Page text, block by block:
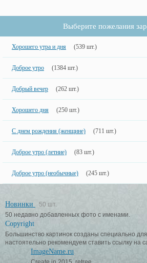
Выберите пожелания
Хорошего утра и дня (539 шт.)
Доброе утро (1384 шт.)
Добрый вечер (262 шт.)
Хорошего дня (250 шт.)
С днем рождения (женщине) (711 шт.)
Доброе утро (летние) (83 шт.)
Доброе утро (необычные) (245 шт.)
Новинки
50 шт.
50 недавно добавленных фото с именами.
Copyright
Большинство картинок созданы специально
настоятельно рекомендуем ставить ссылку на
ImageName.ru